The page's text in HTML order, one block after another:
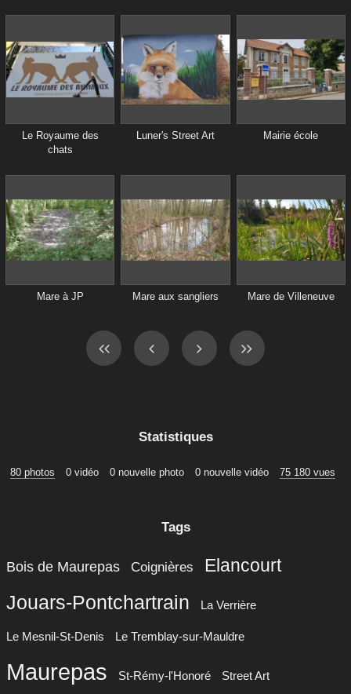
Le Royaume des
chats
Luner's Street Art Mairie école
Mare à JP Mare aux sangliers Mare de Villeneuve
Statistiques
80 photos 0 vidéo 0 nouvelle photo 0 nouvelle vidéo 75 180 vues
Tags
Bois de Maurepas Coignières Elancourt
Jouars-Pontchartrain La Verrière
Le Mesnil-St-Denis Le Tremblay-sur-Mauldre
Maurepas St-Rémy-l'Honoré Street Art